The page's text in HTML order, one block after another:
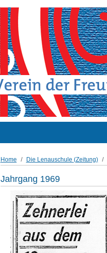
Home Die Lenauschule (Zeitung)
Jahrgang 1969